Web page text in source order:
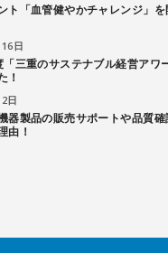
ト「血管健やかチャレンジ」
日
三重のサステナブル経営アワ
！
日
器製品の販売サポートや品質
由！